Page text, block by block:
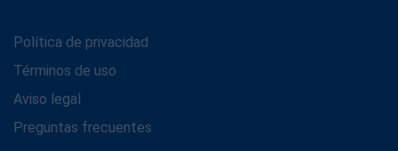
Política de privacidad
Términos de uso
Aviso legal
Preguntas frecuentes